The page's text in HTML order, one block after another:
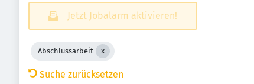
Jetzt Jobalarm aktivieren!
Abschlussarbeit
Suche zurücksetzen